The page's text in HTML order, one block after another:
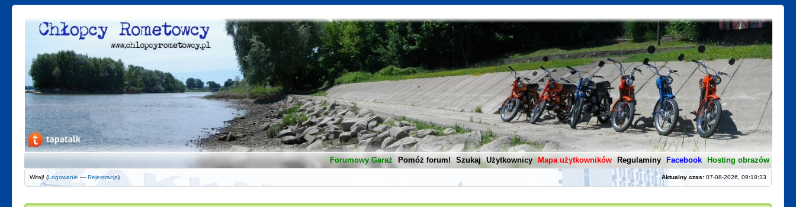
Forumowy Garaż Pomóż forum! Szukaj Użytkownicy Mapa użytkowników Regulaminy Facebook Hosting obrazów
Aktualny czas:07-08-2026, 09:18:33
Witaj! (Logowanie —Rejestracja)